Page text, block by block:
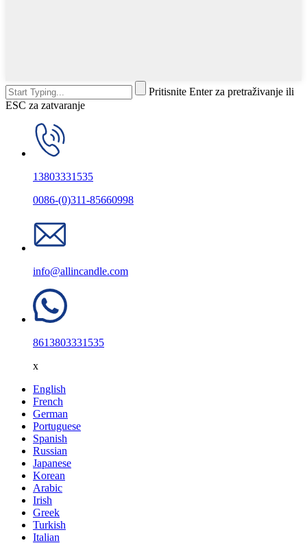
Pritisnite Enter za pretraživanje ili
ESC za zatvaranje
13803331535
0086-(0)311-85660998
info@allincandle.com
8613803331535
x
English
French
German
Portuguese
Spanish
Russian
Japanese
Korean
Arabic
Irish
Greek
Turkish
Italian